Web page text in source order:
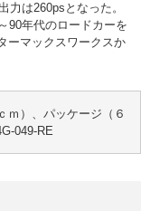
力は260psとなった。
90年代のロードカーを
ーマックスワークスか
ｍ）、パッケージ（６
049-RE